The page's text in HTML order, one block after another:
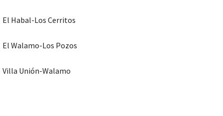
El Habal-Los Cerritos
El Walamo-Los Pozos
Villa Unión-Walamo